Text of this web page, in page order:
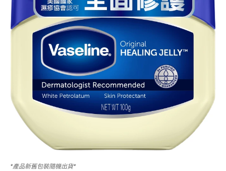
*產品新舊包裝隨機出貨*